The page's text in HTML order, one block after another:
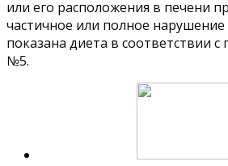
или его расположения в печени
частичное или полное
показана диета в соответствии с
№5.